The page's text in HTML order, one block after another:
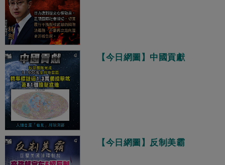
【今日網圖】中國貢獻
【今日網圖】反制美霸